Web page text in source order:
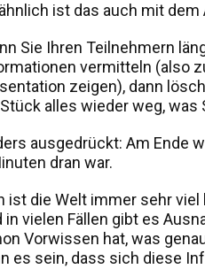
ist das auch mit
Sie Ihren Teilnehmern
vermitteln (also
zeigen), dann
alles wieder weg, was
ausgedrückt: Am Ende
dran war.
ist die Welt immer sehr
in vielen Fällen gibt es
Vorwissen hat, was
es sein, dass sich diese